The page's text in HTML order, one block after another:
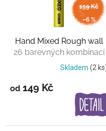
159 Kč
–6 %
Hand Mixed Rough wall
26 barevných kombinací
Skladem (2
od 149 Kč